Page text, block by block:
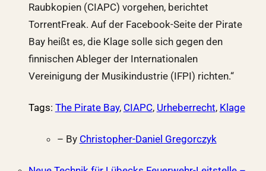
Raubkopien (CIAPC) vorgehen, berichtet
TorrentFreak. Auf der Facebook-Seite der Pirate
Bay heißt es, die Klage solle sich gegen den
finnischen Ableger der Internationalen
Vereinigung der Musikindustrie (IFPI) richten.“
Tags: The Pirate Bay, CIAPC, Urheberrecht, Klage
– By Christopher-Daniel Gregorczyk